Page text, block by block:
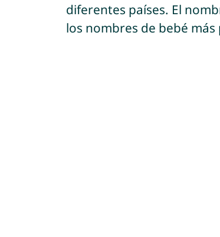
diferentes países. El
los nombres de bebé más